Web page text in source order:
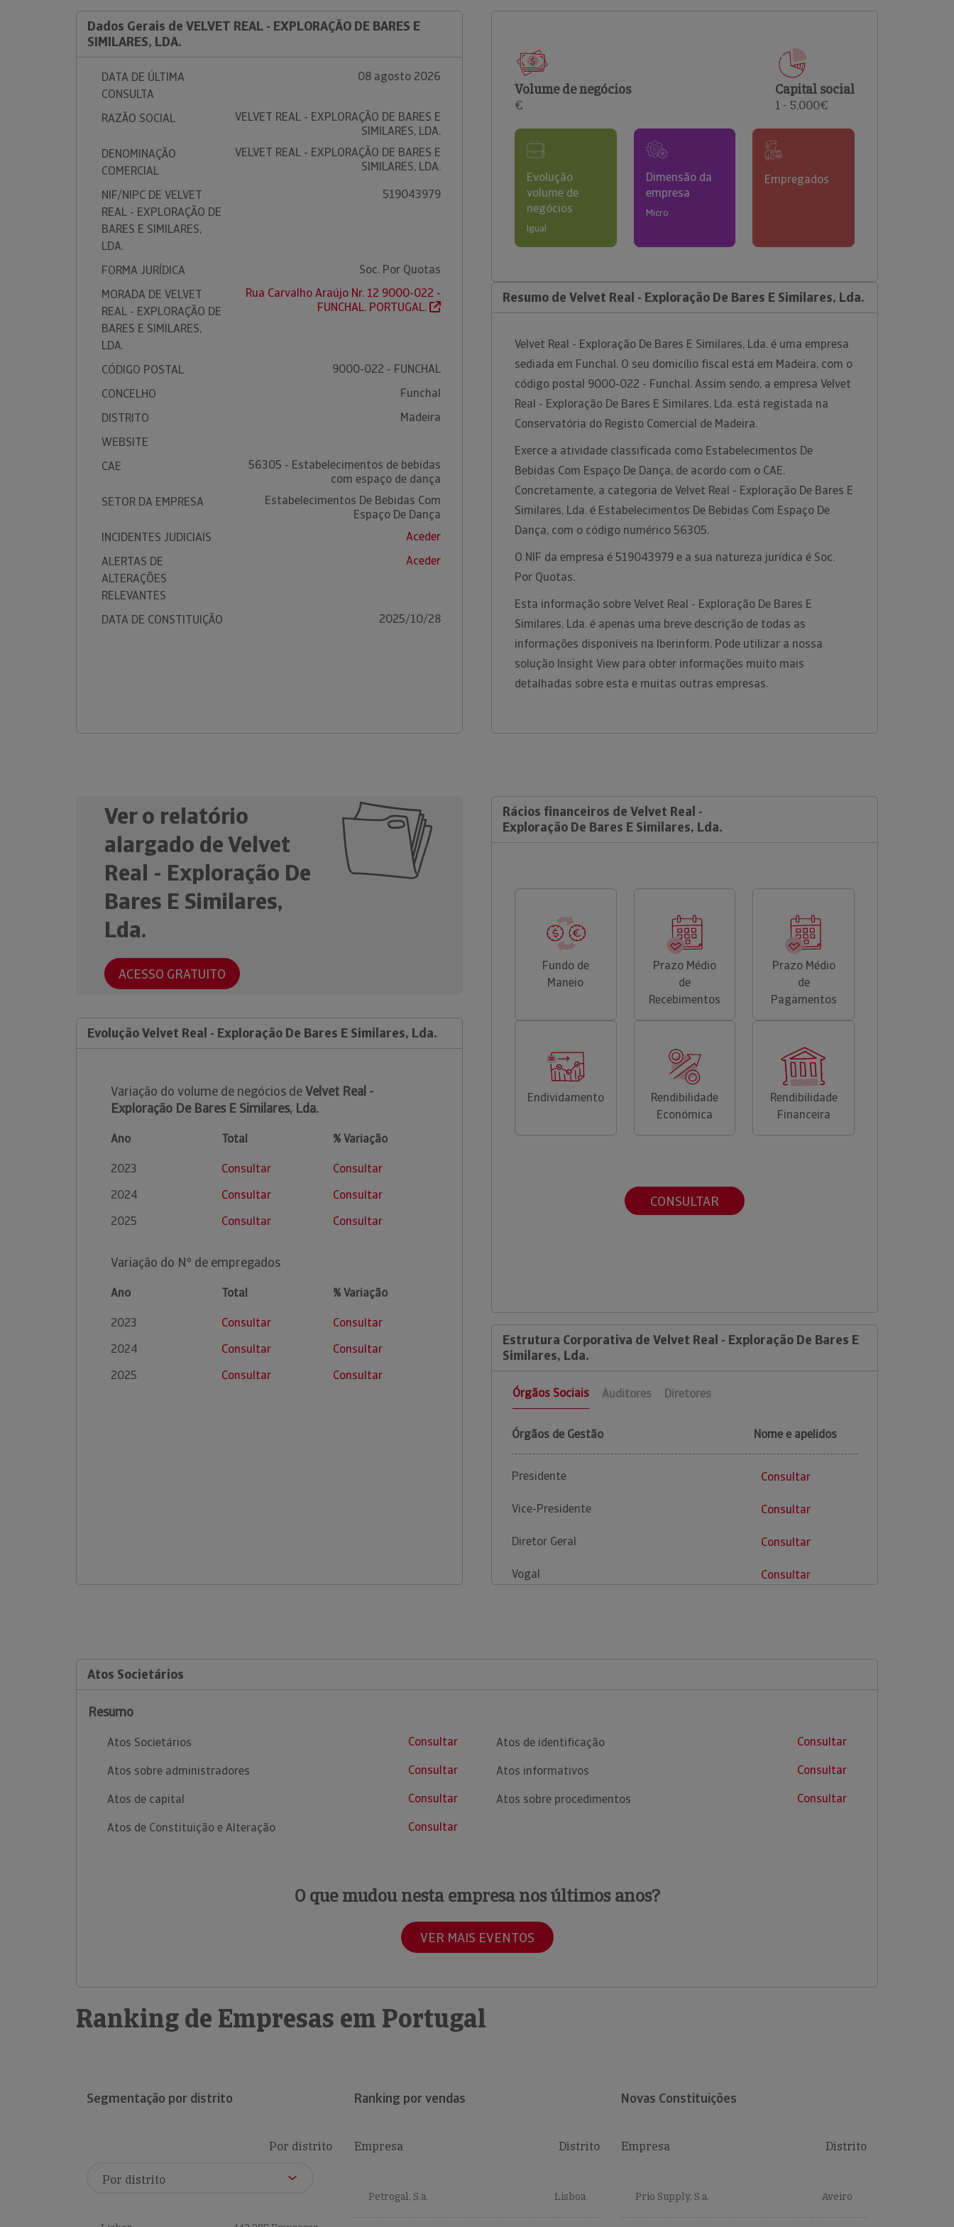
comerciais e analisar o risco de incumprimento dos
Dados Gerais de VELVET REAL - EXPLORAÇÃO DE BARES E
SIMILARES, LDA.
DATA DE ÚLTIMA
CONSULTA
08 agosto 2026
RAZÃO SOCIAL
VELVET REAL - EXPLORAÇÃO DE BARES E
SIMILARES, LDA.
DENOMINAÇÃO
COMERCIAL
VELVET REAL - EXPLORAÇÃO DE BARES E
SIMILARES, LDA.
NIF/NIPC DE VELVET
REAL - EXPLORAÇÃO DE
BARES E SIMILARES,
LDA.
519043979
FORMA JURÍDICA
Soc. Por Quotas
MORADA DE VELVET
REAL - EXPLORAÇÃO DE
BARES E SIMILARES,
LDA.
Rua Carvalho Araújo Nr. 12 9000-022 -
FUNCHAL. PORTUGAL.
CÓDIGO POSTAL
9000-022 - FUNCHAL
CONCELHO
Funchal
DISTRITO
Madeira
WEBSITE
CAE
56305 - Estabelecimentos de bebidas
com espaço de dança
SETOR DA EMPRESA
Estabelecimentos De Bebidas Com
Espaço De Dança
INCIDENTES JUDICIAIS
Aceder
ALERTAS DE
ALTERAÇÕES
RELEVANTES
Aceder
DATA DE CONSTITUIÇÃO 2025/10/28
Volume de negócios
€
Capital social
1 - 5.000€
Evolução
volume de
negócios
Igual
Dimensão da
empresa
Micro
Empregados
Resumo de Velvet Real - Exploração De Bares E Similares, Lda.
Velvet Real - Exploração De Bares E Similares, Lda. é uma empresa
sediada em Funchal. O seu domicílio fiscal está em Madeira, com o
código postal 9000-022 - Funchal. Assim sendo, a empresa Velvet
Real - Exploração De Bares E Similares, Lda. está registada na
Conservatória do Registo Comercial de Madeira.
Exerce a atividade classificada como Estabelecimentos De
Bebidas Com Espaço De Dança, de acordo com o CAE.
Concretamente, a categoria de Velvet Real - Exploração De Bares E
Similares, Lda. é Estabelecimentos De Bebidas Com Espaço De
Dança, com o código numérico 56305.
O NIF da empresa é 519043979 e a sua natureza jurídica é Soc.
Por Quotas.
Esta informação sobre Velvet Real - Exploração De Bares E
Similares, Lda. é apenas uma breve descrição de todas as
informações disponíveis na Iberinform. Pode utilizar a nossa
solução Insight View para obter informações muito mais
detalhadas sobre esta e muitas outras empresas.
Ver o relatório
alargado de Velvet
Real - Exploração De
Bares E Similares,
Lda.
ACESSO GRATUITO
Evolução Velvet Real - Exploração De Bares E Similares, Lda.
Variação do volume de negócios deVelvet Real -
Exploração De Bares E Similares, Lda.
Ano Total
% Variação
2023
Consultar
Consultar
2024
Consultar
Consultar
2025
Consultar Consultar
Variação do Nº de empregados
Ano Total
% Variação
2023
Consultar
Consultar
2024
Consultar
Consultar
2025
Consultar Consultar
Rácios financeiros de Velvet Real -
Exploração De Bares E Similares, Lda.
Fundo de
Maneio
Prazo Médio
de
Recebimentos
Prazo Médio
de
Pagamentos
Endividamento
Rendibilidade
Económica
Rendibilidade
Financeira
CONSULTAR
Estrutura Corporativa de Velvet Real - Exploração De Bares E
Similares, Lda.
Órgãos Sociais Auditores Diretores
Órgãos de Gestão Nome e apelidos
Presidente Consultar
Vice-Presidente Consultar
Diretor Geral Consultar
Vogal Consultar
Atos Societários
Resumo
Atos Societários
Consultar
Atos sobre administradores
Consultar
Atos de capital
Consultar
Atos de Constituição e Alteração
Consultar
Atos de identificação
Consultar
Atos informativos
Consultar
Atos sobre procedimentos
Consultar
O que mudou nesta empresa nos últimos anos?
VER MAIS EVENTOS
Ranking de Empresas em Portugal
Segmentação por distrito
Por distrito
Ranking por vendas
Empresa Distrito
Petrogal, S.a. Lisboa
Novas Constituições
Empresa Distrito
Prio Supply, S.a. Aveiro